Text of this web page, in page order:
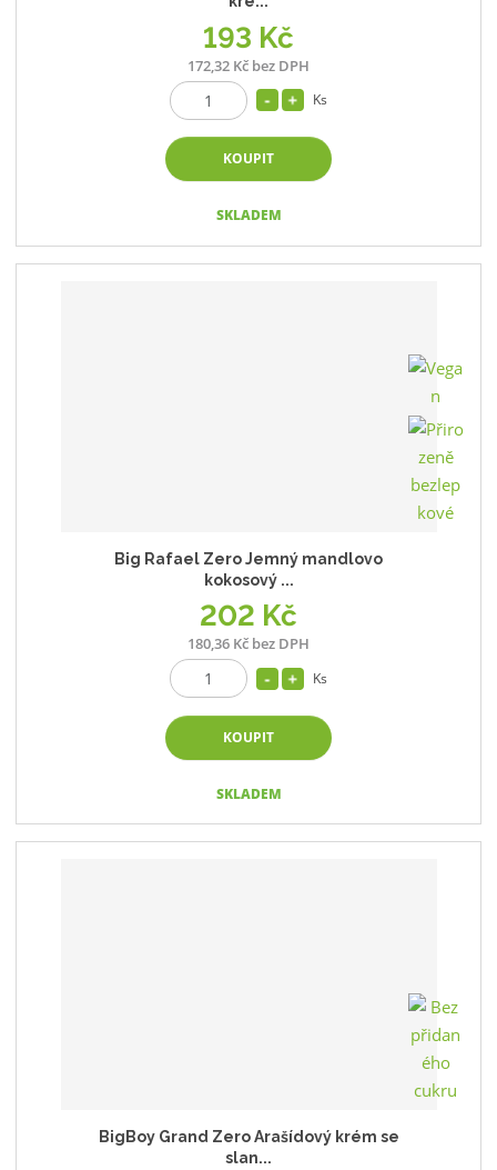
193 Kč
172,32 Kč bez DPH
Ks
KOUPIT
SKLADEM
Big Rafael Zero Jemný mandlovo
kokosový ...
202 Kč
180,36 Kč bez DPH
Ks
KOUPIT
SKLADEM
BigBoy Grand Zero Arašídový krém se
slan...